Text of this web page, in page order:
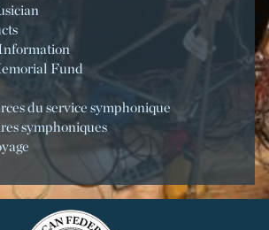
Fund
du service symphonique
symphoniques